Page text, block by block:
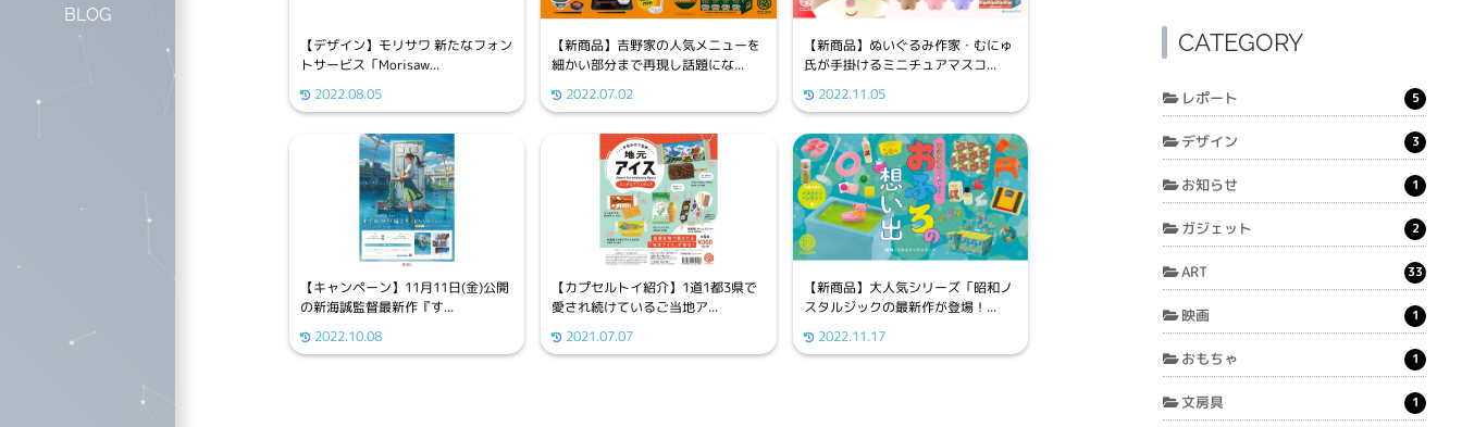
BLOG
【デザイン】モリサワ 新たなフォン
トサービス「Morisaw...
2022.08.05
【新商品】吉野家の人気メニューを
細かい部分まで再現し話題にな...
2022.07.02
【新商品】ぬいぐるみ作家・むにゅ
氏が手掛けるミニチュアマスコ...
2022.11.05
【キャンペーン】11月11日(金)公開
の新海誠監督最新作『す...
2022.10.08
【カプセルトイ紹介】​1道1都3県で
愛され続けているご当地ア...
2021.07.07
【新商品】大人気シリーズ「昭和ノ
スタルジックの最新作が登場！...
2022.11.17
CATEGORY
レポート 5
デザイン 3
お知らせ 1
ガジェット 2
ART 33
映画 1
おもちゃ 1
文房具 1